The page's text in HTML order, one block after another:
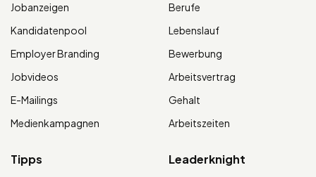
Jobanzeigen
Kandidatenpool
Employer Branding
Jobvideos
E-Mailings
Medienkampagnen
Berufe
Lebenslauf
Bewerbung
Arbeitsvertrag
Gehalt
Arbeitszeiten
Tipps Leaderknight